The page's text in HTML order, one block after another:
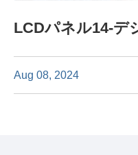
LCDパネル14-デ
Aug 08, 2024